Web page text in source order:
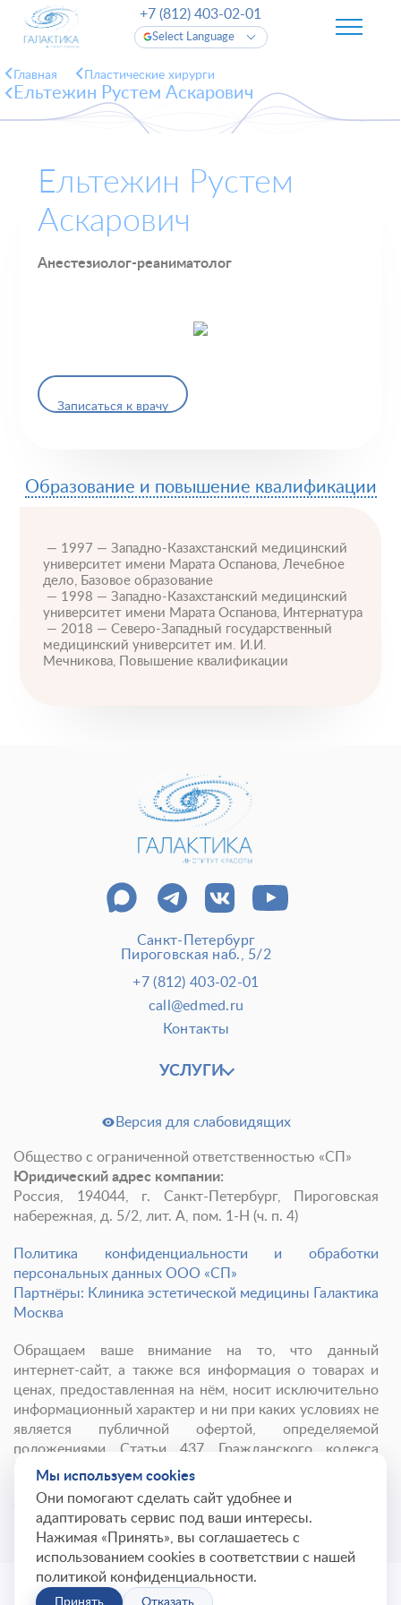
Пластические операции
До и после пластической операции
Внести предоплату
Отделение пластической хирургии
Цены Налоговый вычет Акции
Лицензии и сертификаты
Программа лояльности и подарочные сертификаты
Отзывы Безопасность
Медицинский туризм Юр. информация
Select Language
+7 (812) 403-02-01
Главная Пластические хирурги
Ельтежин Рустем Аскарович
Ельтежин Рустем
Аскарович
Анестезиолог-реаниматолог
Записаться к врачу
Образование и повышение квалификации
— 1997 — Западно-Казахстанский медицинский
университет имени Марата Оспанова, Лечебное
дело, Базовое образование
— 1998 — Западно-Казахстанский медицинский
университет имени Марата Оспанова, Интернатура
— 2018 — Северо-Западный государственный
медицинский университет им. И.И.
Мечникова, Повышение квалификации
Санкт-Петербург
Пироговская наб., 5/2
+7 (812) 403-02-01
call@edmed.ru
Контакты
УСЛУГИ
Версия для слабовидящих
Общество с ограниченной ответственностью «СП»
Юридический адрес компании:
Россия, 194044, г. Санкт-Петербург, Пироговская
набережная, д. 5/2, лит. А, пом. 1-Н (ч. п. 4)
Политика конфиденциальности и обработки
персональных данных ООО «СП»
Партнёры: Клиника эстетической медицины Галактика
Москва
Обращаем ваше внимание на то, что данный
интернет-сайт, а также вся информация о товарах и
ценах, предоставленная на нём, носит исключительно
информационный характер и ни при каких условиях не
является публичной офертой, определяемой
положениями Статьи 437 Гражданского кодекса
Российской Федерации.
© 2001- 2026Институт красоты ГАЛАКТИКА
Мы используем cookies
Они помогают сделать сайт удобнее и
адаптировать сервис под ваши интересы.
Нажимая «Принять», вы соглашаетесь с
использованием cookies в соответствии с нашей
политикой конфиденциальности.
Принять Отказать